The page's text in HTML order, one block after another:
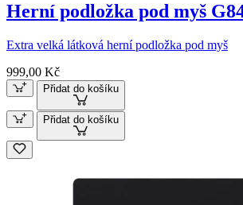
Herní podložka pod myš
Extra velká látková herní podložka pod myš
999,00 Kč
Přidat do košíku
Přidat do košíku